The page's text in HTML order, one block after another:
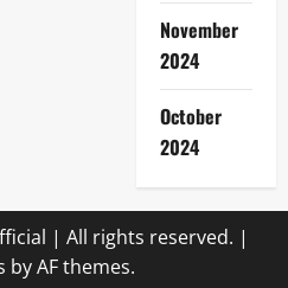
November
2024
October
2024
| All rights reserved. |
by AF themes.